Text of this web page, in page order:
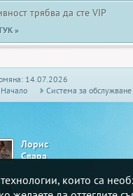
трябва да сте VIP
»
които са
14.07.2026
Начало
Системa за обслужване
Лорис
Свара
Mitaka1979
Bingo 90